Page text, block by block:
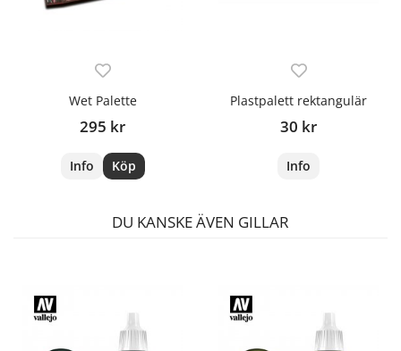
Wet Palette
295 kr
Info Köp
Plastpalett rektangulär
30 kr
Info
DU KANSKE ÄVEN GILLAR